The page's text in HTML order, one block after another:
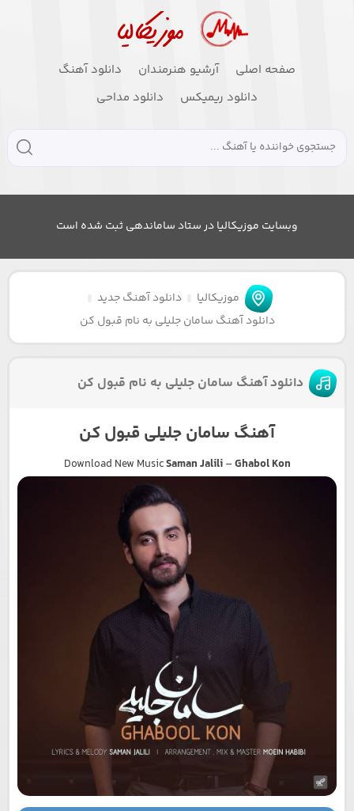
صفحه اصلی آرشیو هنرمندان
دانلود آهنگ
دانلود ریمیکس
دانلود مداحی
وبسایت موزیکالیا در ستاد ساماندهی ثبت شده است
موزیکالیا
دانلود آهنگ جدید
دانلود آهنگ سامان جلیلی به نام قبول کن
دانلود آهنگ سامان جلیلی به نام قبول کن
آهنگ سامان جلیلی قبول کن
Download New MusicSaman Jalili–Ghabol Kon